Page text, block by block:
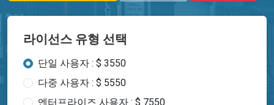
라이선스 유형 선택
단일 사용자 : $ 3550
다중 사용자 : $ 5550
엔터프라이즈 사용자 : $ 7550